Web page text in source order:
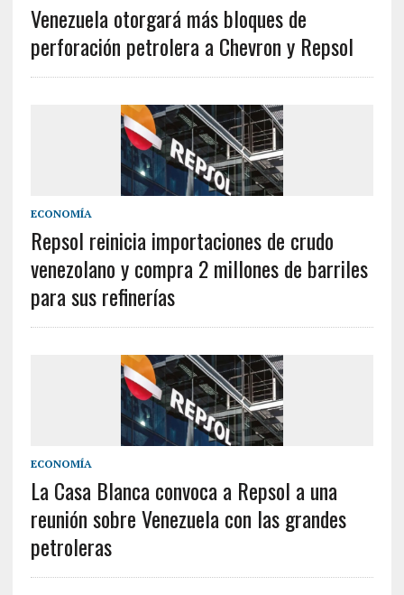
Venezuela otorgará más bloques de
perforación petrolera a Chevron y Repsol
ECONOMÍA
Repsol reinicia importaciones de crudo
venezolano y compra 2 millones de barriles
para sus refinerías
ECONOMÍA
La Casa Blanca convoca a Repsol a una
reunión sobre Venezuela con las grandes
petroleras